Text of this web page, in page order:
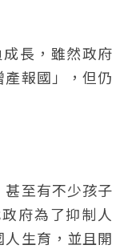
長，雖然政府
報國」，但仍
至有不少孩子
府為了抑制人
生育，並且開